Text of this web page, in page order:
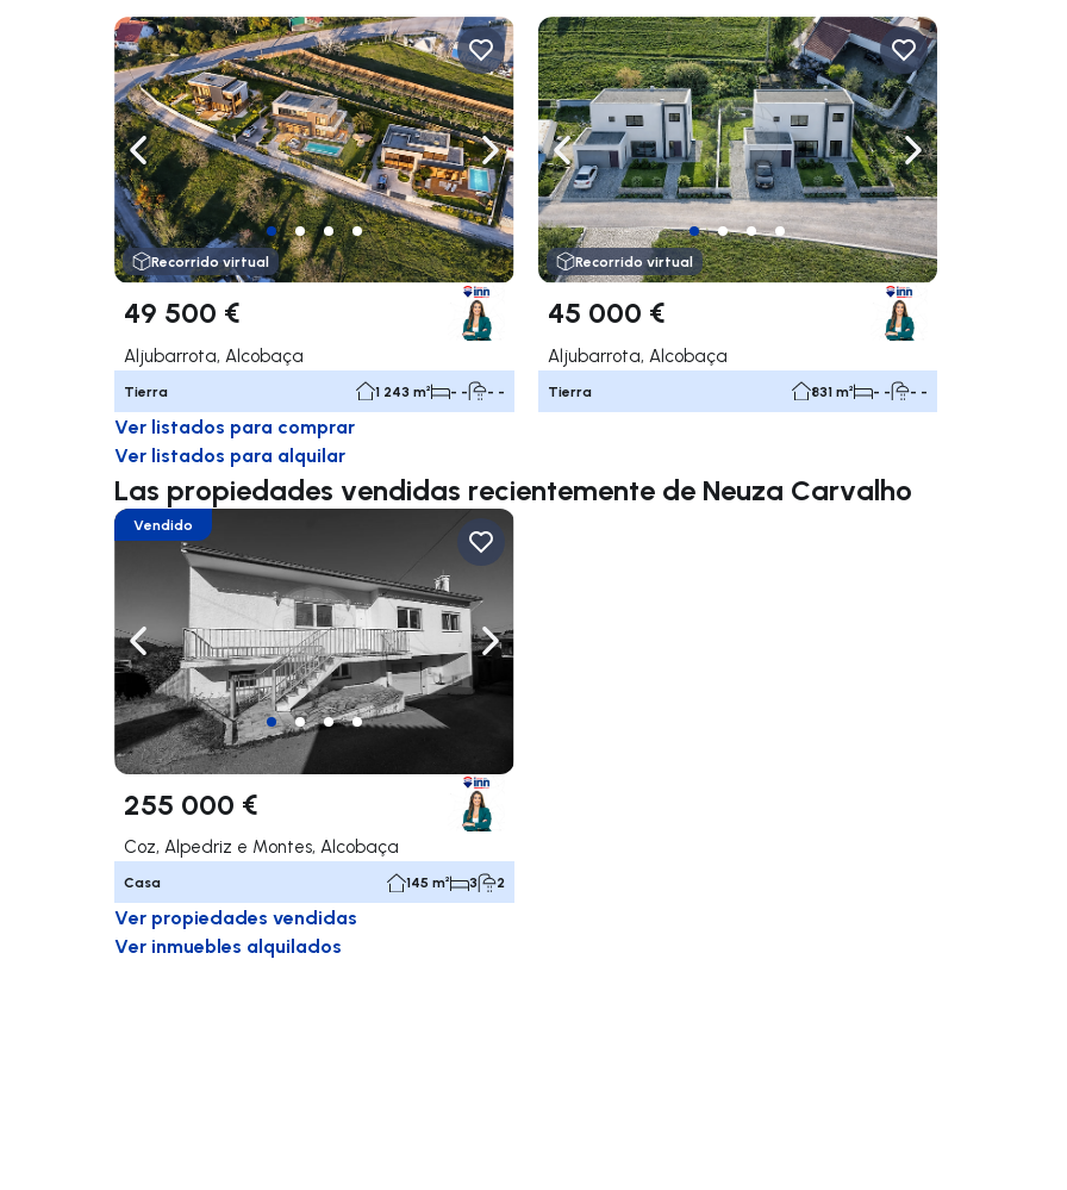
Navega a la izquierda Navegar a la derecha
Recorrido virtual
49 500 €
Aljubarrota, Alcobaça
Tierra 1 243 m² - - - -
Navega a la izquierda Navegar a la
Recorrido virtual
45 000 €
Aljubarrota, Alcobaça
Tierra 831 m² - - - -
Ver listados para comprar
Ver listados para alquilar
Las propiedades vendidas recientemente de Neuza Carvalho
Navega a la izquierda Navegar a la derecha
Vendido
255 000 €
Coz, Alpedriz e Montes, Alcobaça
Casa 145 m² 3 2
Ver propiedades vendidas
Ver inmuebles alquilados